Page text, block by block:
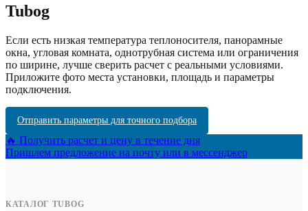
Tubog
Если есть низкая температура теплоносителя, панорамные
окна, угловая комната, однотрубная система или ограничения
по ширине, лучше сверить расчет с реальными условиями.
Приложите фото места установки, площадь и параметры
подключения.
Отправить параметры для точного подбора
🔥 Получить расчет и цену в течение дня
Пришлем предложение на почту или в мессенджер
КАТАЛОГ TUBOG